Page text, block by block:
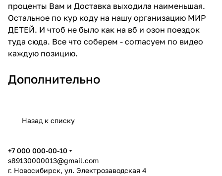
проценты Вам и Доставка выходила наименьшая.
Остальное по кур коду на нашу организацию МИР
ДЕТЕЙ. И чтоб не было как на вб и озон поездок
туда сюда. Все что соберем - согласуем по видео
каждую позицию.
Дополнительно
Назад к списку
+7 000 000-00-10
s89130000013@gmail.com
г. Новосибирск, ул. Электрозаводская 4